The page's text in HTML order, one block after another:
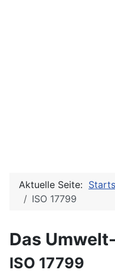
Aktuelle Seite:
ISO 17799
Das
ISO 17799